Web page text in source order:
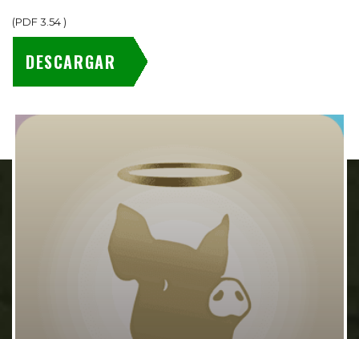
(PDF3.54)
DESCARGAR